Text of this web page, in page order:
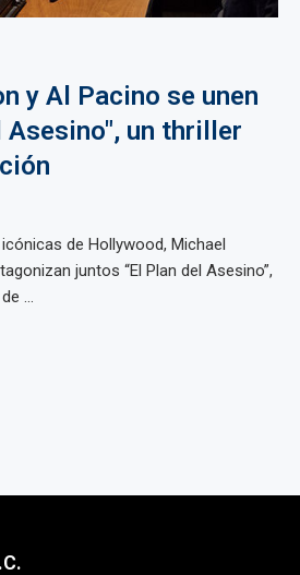
y Al Pacino se unen
Asesino", un thriller
de Hollywood, Michael
juntos “El Plan del Asesino”,
...